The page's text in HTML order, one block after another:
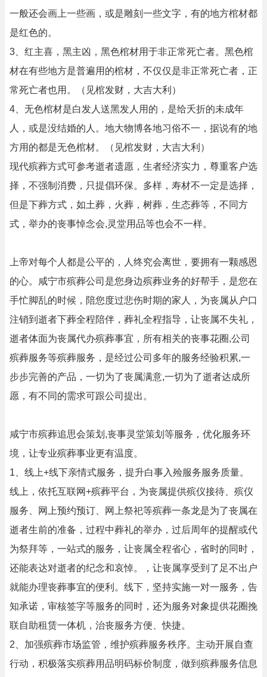
一般还会画上一些画，或是雕刻一些文字，有的地方棺材都
是红色的。
3、红主喜，黑主凶，黑色棺材用于非正常死亡者。黑色棺
材在有些地方是普遍用的棺材，不仅仅是非正常死亡者，正
常死亡者也用。（见棺发财，大吉大利）
4、无色棺材是白发人送黑发人用的，是给夭折的未成年
人，或是没结婚的人。地大物博各地习俗不一，据说有的地
方用的都是无色棺材。（见棺发财，大吉大利）
现代殡葬方式可参考逝者遗愿，生者经济实力，尊重客户选
择，不强制消费，只提倡环保。多样，寿材不一定是选择，
但是下葬方式，如土葬，火葬，树葬，生态葬等，不同方
式，举办的丧事悼念会,灵堂用品等也会不一样。
上帝对每个人都是公平的，人终究会离世，要拥有一颗感恩
的心。咸宁市殡葬公司是您身边殡葬业务的好帮手，是您在
手忙脚乱的时候，陪您度过悲伤时期的家人，为丧属从户口
注销到逝者下葬全程陪伴，葬礼全程指导，让丧属不失礼，
逝者体面为丧属代办殡葬事宜，所有相关的丧事花圈,公司
殡葬服务等殡葬服务，是经过公司多年的服务经验积累,一
步步完善的产品，一切为了丧属满意,一切为了逝者达成所
愿，有不同的需求可跟公司提出。
咸宁市殡葬追思会策划,丧事灵堂策划等服务，优化服务环
境，让专业殡葬事业更有温度。
1、线上+线下亲情式服务，提升白事入殓服务服务质量。
线上，依托互联网+殡葬平台，为丧属提供殡仪接待、殡仪
服务、网上预约预订、网上祭祀等殡葬一条龙是为了丧属在
逝者生前的准备，过程中葬礼的举办，过后周年的提醒或代
为祭拜等，一站式的服务，让丧属全程省心，省时的同时，
还能表达对逝者的纪念和哀悼。，让丧属享受到了足不出户
就能办理丧葬事宜的便利。线下，坚持实施一对一服务，告
知承诺，审核签字等服务的同时，还为服务对象提供花圈挽
联自助租赁一体机，治丧服务方便、快捷。
2、加强殡葬市场监管，维护殡葬服务秩序。主动开展自查
行动，积极落实殡葬用品明码标价制度，做到殡葬服务信息